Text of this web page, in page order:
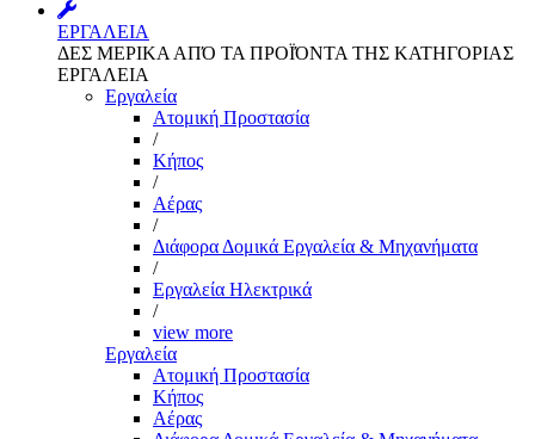
ΕΡΓΑΛΕΙΑ
ΔΕΣ ΜΕΡΙΚΑ ΑΠΌ ΤΑ ΠΡΟΪΌΝΤΑ ΤΗΣ ΚΑΤΗΓΟΡΙΑΣ
ΕΡΓΑΛΕΙΑ
Εργαλεία
Aτομική Προστασία
/
Kήπος
/
Αέρας
/
Διάφορα Δομικά Εργαλεία & Μηχανήματα
/
Εργαλεία Ηλεκτρικά
/
view more
Εργαλεία
Aτομική Προστασία
Kήπος
Αέρας